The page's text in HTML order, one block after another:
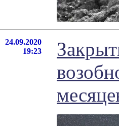
24.09.2020
19:23